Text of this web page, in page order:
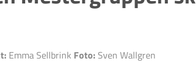
Emma Sellbrink Foto: Sven Wallgren